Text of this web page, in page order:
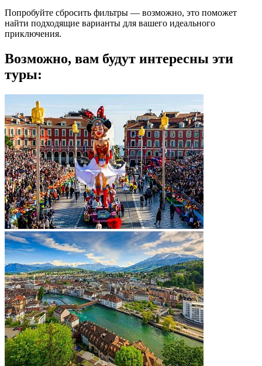
Попробуйте сбросить фильтры — возможно, это поможет
найти подходящие варианты для вашего идеального
приключения.
Возможно, вам будут интересны эти
туры: